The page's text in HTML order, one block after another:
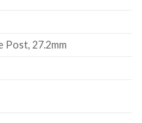
Post, 27.2mm